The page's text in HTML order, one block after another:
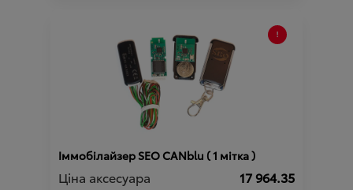
Iммобiлайзер SEO CANblu ( 1 мітка )
Ціна аксесуара 17 964.35